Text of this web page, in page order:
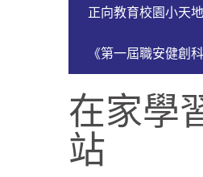
正向教育校園小天地
《第一屆職安健創
在家學
站